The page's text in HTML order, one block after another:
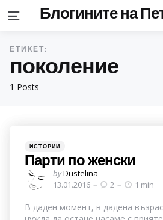
MenuБлогините на
1 Posts
ЕТИКЕТ:
поколение
Categories
Posted
ИСТОРИИ
Парти по женски
Posted
by
byDustelina
13.01.2016
2 1 min
В даден момент, в дадена